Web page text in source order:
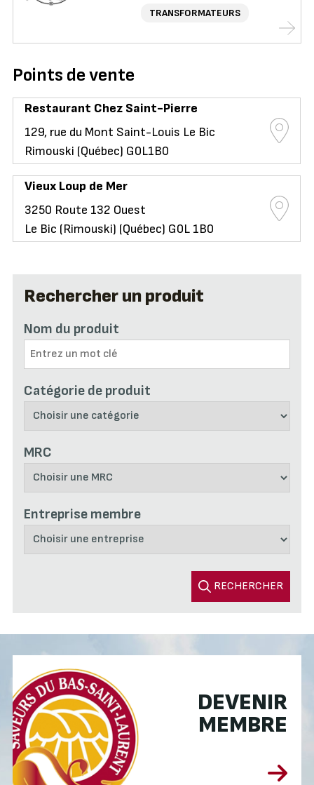
Rechercher un produit
Nom du produit
Catégorie de produit
MRC
Entreprise membre
RECHERCHER
TRANSFORMATEURS
Points de vente
Restaurant Chez Saint-Pierre
129, rue du Mont Saint-Louis Le Bic
Rimouski (Québec) G0L1B0
Vieux Loup de Mer
3250 Route 132 Ouest
Le Bic (Rimouski) (Québec) G0L 1B0
DEVENIR
MEMBRE